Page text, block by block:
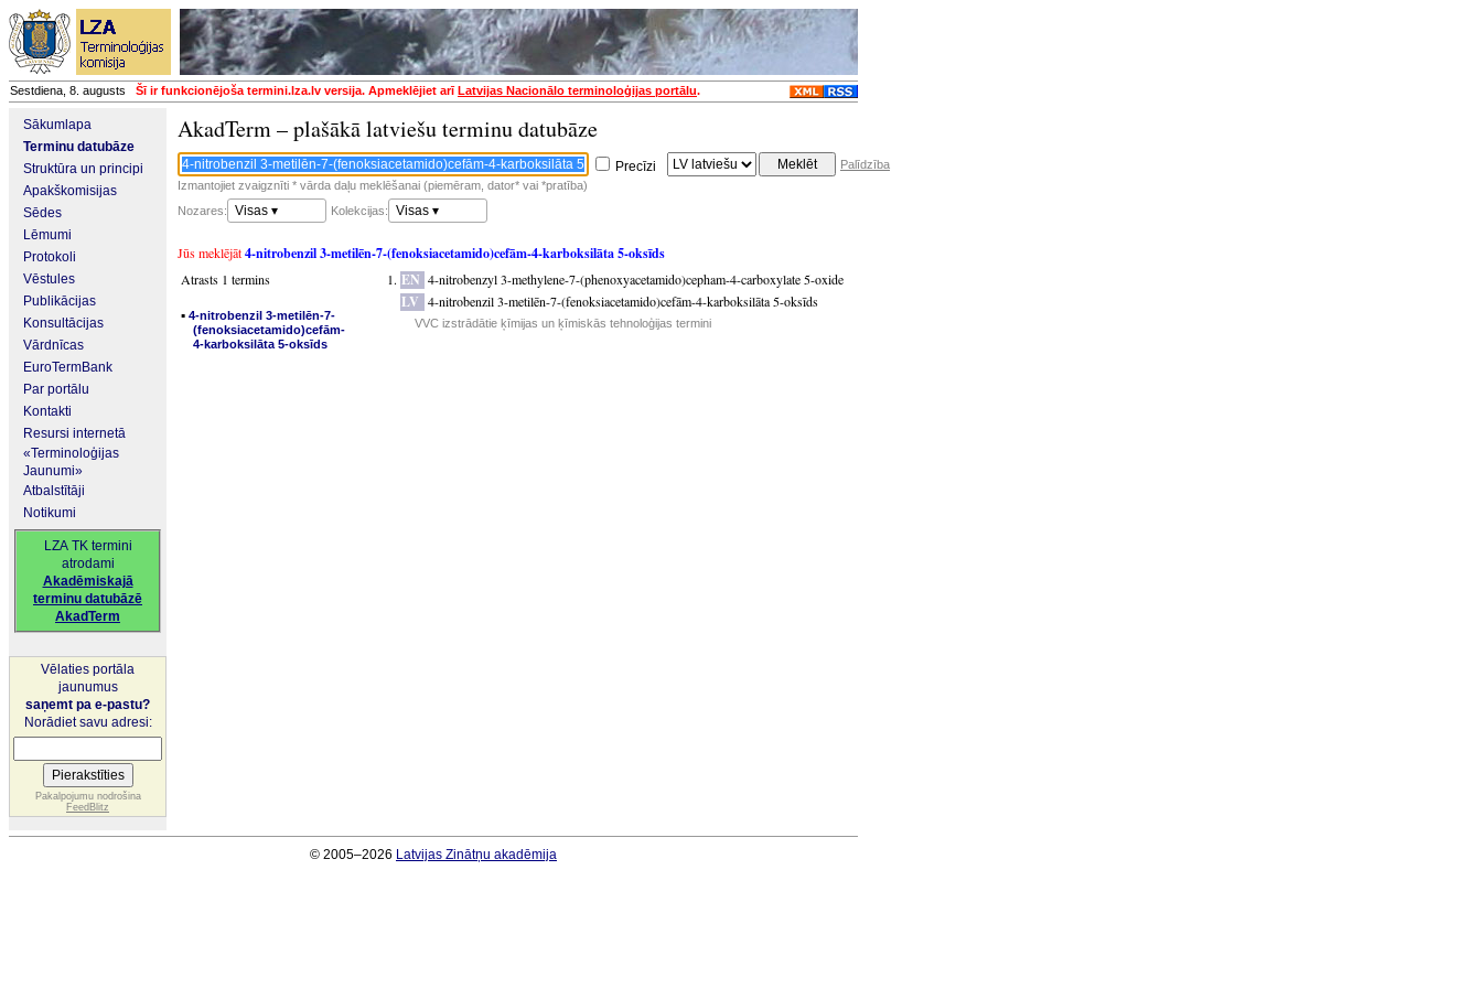
Sestdiena, 8. augusts Šī ir funkcionējoša termini.lza.lv versija. Apmeklējiet arīLatvijas Nacionālo terminoloģijas portālu.
Sākumlapa
Terminu datubāze
Struktūra un principi
Apakškomisijas
Sēdes
Lēmumi
Protokoli
Vēstules
Publikācijas
Konsultācijas
Vārdnīcas
EuroTermBank
Par portālu
Kontakti
Resursi internetā
«Terminoloģijas
Jaunumi»
Atbalstītāji
Notikumi
LZA TK termini
atrodami
Akadēmiskajā
terminu datubāzē
AkadTerm
Vēlaties portāla
jaunumus
saņemt pa e-pastu?
Norādiet savu adresi:
Pakalpojumu nodrošina
FeedBlitz
AkadTerm – plašākā latviešu terminu datubāze
Precīzi
Palīdzība
Izmantojiet zvaigznīti * vārda daļu meklēšanai (piemēram, dator* vai *pratība)
Nozares:
Visas ▾ Kolekcijas: Visas ▾
Jūs meklējāt4-nitrobenzil 3-metilēn-7-(fenoksiacetamido)cefām-4-karboksilāta 5-oksīds
Atrasts 1 termins
▪ 4-nitrobenzil 3-metilēn-7-
(fenoksiacetamido)cefām-
4-karboksilāta 5-oksīds
EN 4-nitrobenzyl 3-methylene-7-(phenoxyacetamido)cepham-4-carboxylate 5-oxide
LV 4-nitrobenzil 3-metilēn-7-(fenoksiacetamido)cefām-4-karboksilāta 5-oksīds
VVC izstrādātie ķīmijas un ķīmiskās tehnoloģijas termini
© 2005–2026 Latvijas Zinātņu akadēmija